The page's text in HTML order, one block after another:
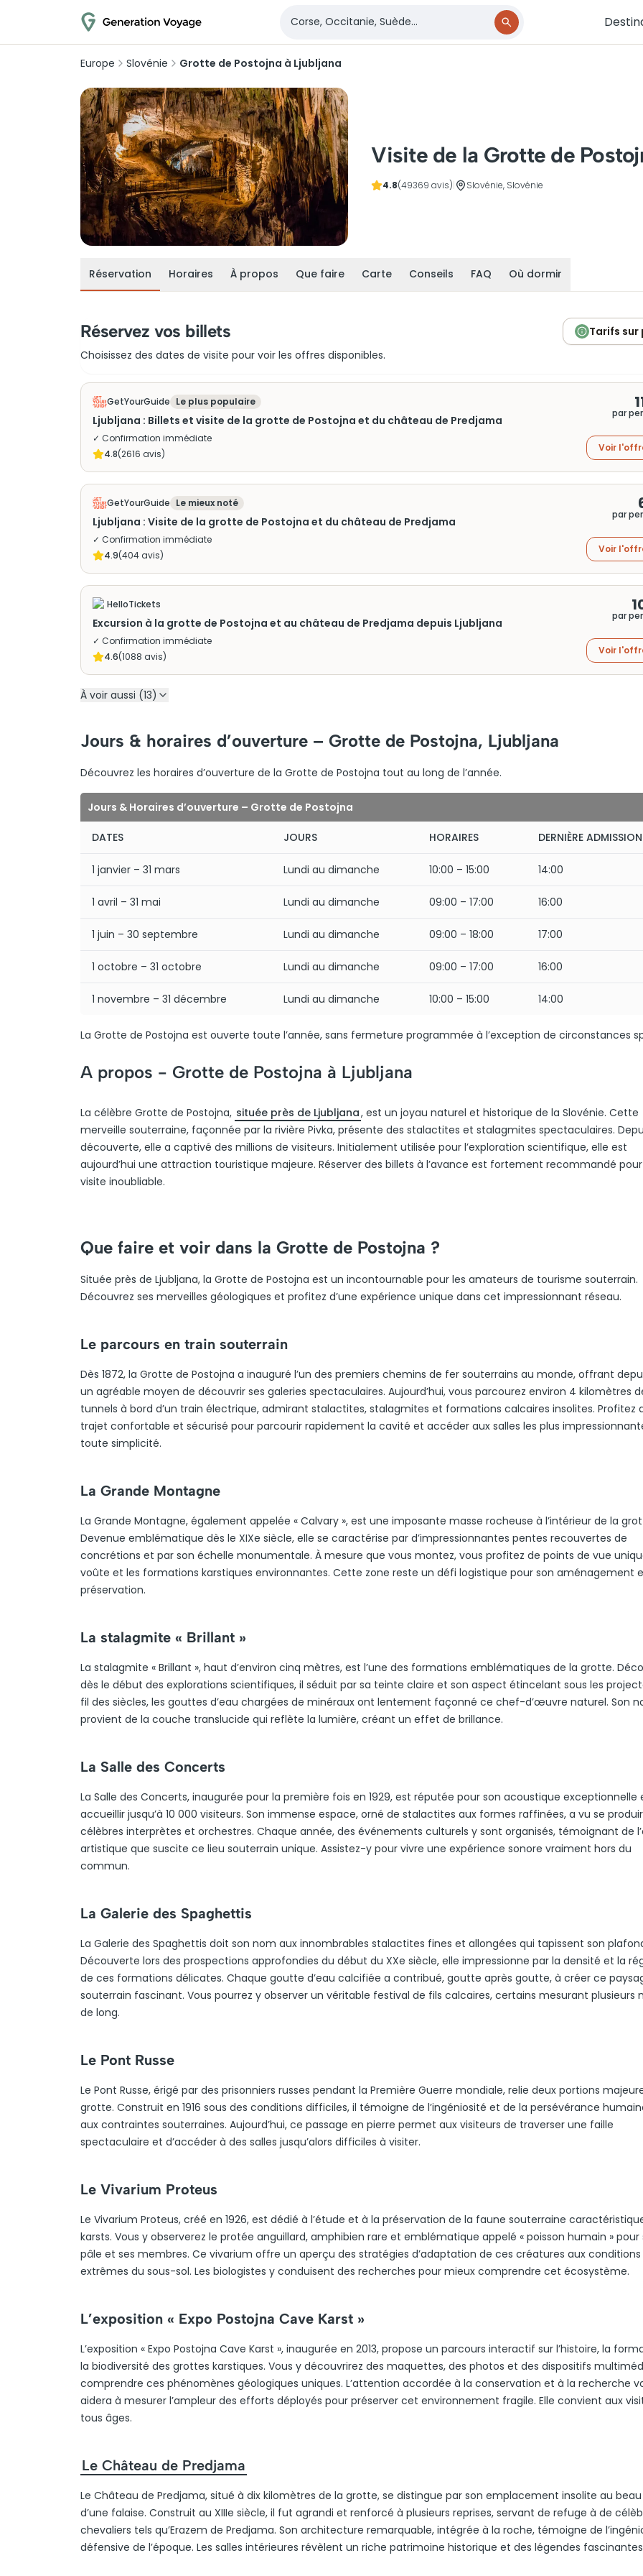
Europe Slovénie Grotte de Postojna à Ljubljana
Visite de la Grotte de
4.8(49369 avis) Slovénie, Slovénie
Réservation Horaires À propos Que faire Carte Conseils FAQ Où dormir
Réservez vos billets
Choisissez des dates de visite pour voir les offres disponibles.
Tarifs sur
GetYourGuide Le plus populaire
Ljubljana : Billets et visite de la grotte de Postojna et du château de Predjama
✓ Confirmation immédiate
4.8(2616 avis)
par
Voir
GetYourGuide Le mieux noté
Ljubljana : Visite de la grotte de Postojna et du château de Predjama
✓ Confirmation immédiate
4.9(404avis)
par
Voir
HelloTickets
Excursion à la grotte de Postojna et au château de Predjama depuis Ljubljana
✓ Confirmation immédiate
4.6(1088 avis)
par
Voir
À voir aussi (13)
Jours & horaires d’ouverture – Grotte de Postojna, Ljubljana
Découvrez les horaires d’ouverture de la Grotte de Postojna tout au long de l’année.
Jours & Horaires d’ouverture – Grotte de Postojna
DATES JOURS HORAIRES DERNIÈRE ADMISSION
1 janvier – 31 mars Lundi au dimanche 10:00 – 15:00 14:00
1 avril – 31 mai Lundi au dimanche 09:00 – 17:00 16:00
1 juin – 30 septembre Lundi au dimanche 09:00 – 18:00 17:00
1 octobre – 31 octobre Lundi au dimanche 09:00 – 17:00 16:00
1 novembre – 31 décembre Lundi au dimanche 10:00 – 15:00 14:00
La Grotte de Postojna est ouverte toute l’année, sans fermeture programmée à l’exception de circonstances
A propos - Grotte de Postojna à Ljubljana
La célèbre Grotte de Postojna, située près de Ljubljana, est un joyau naturel et historique de la Slovénie. Cette
merveille souterraine, façonnée par la rivière Pivka, présente des stalactites et stalagmites spectaculaires.
découverte, elle a captivé des millions de visiteurs. Initialement utilisée pour l’exploration scientifique, elle est
aujourd’hui une attraction touristique majeure. Réserver des billets à l’avance est fortement recommandé
visite inoubliable.
Que faire et voir dans la Grotte de Postojna ?
Située près de Ljubljana, la Grotte de Postojna est un incontournable pour les amateurs de tourisme souterrain.
Découvrez ses merveilles géologiques et profitez d’une expérience unique dans cet impressionnant réseau.
Le parcours en train souterrain
Dès 1872, la Grotte de Postojna a inauguré l’un des premiers chemins de fer souterrains au monde, offrant
un agréable moyen de découvrir ses galeries spectaculaires. Aujourd’hui, vous parcourez environ 4 kilomètres
tunnels à bord d’un train électrique, admirant stalactites, stalagmites et formations calcaires insolites. Profitez
trajet confortable et sécurisé pour parcourir rapidement la cavité et accéder aux salles les plus
toute simplicité.
La Grande Montagne
La Grande Montagne, également appelée « Calvary », est une imposante masse rocheuse à l’intérieur de la
Devenue emblématique dès le XIXe siècle, elle se caractérise par d’impressionnantes pentes recouvertes de
concrétions et par son échelle monumentale. À mesure que vous montez, vous profitez de points de vue
voûte et les formations karstiques environnantes. Cette zone reste un défi logistique pour son aménagement
préservation.
La stalagmite « Brillant »
La stalagmite « Brillant », haut d’environ cinq mètres, est l’une des formations emblématiques de la grotte.
dès le début des explorations scientifiques, il séduit par sa teinte claire et son aspect étincelant sous les
fil des siècles, les gouttes d’eau chargées de minéraux ont lentement façonné ce chef-d’œuvre naturel. Son
provient de la couche translucide qui reflète la lumière, créant un effet de brillance.
La Salle des Concerts
La Salle des Concerts, inaugurée pour la première fois en 1929, est réputée pour son acoustique exceptionnelle
accueillir jusqu’à 10 000 visiteurs. Son immense espace, orné de stalactites aux formes raffinées, a vu se
célèbres interprètes et orchestres. Chaque année, des événements culturels y sont organisés, témoignant de
artistique que suscite ce lieu souterrain unique. Assistez-y pour vivre une expérience sonore vraiment hors du
commun.
La Galerie des Spaghettis
La Galerie des Spaghettis doit son nom aux innombrables stalactites fines et allongées qui tapissent son
Découverte lors des prospections approfondies du début du XXe siècle, elle impressionne par la densité et la
de ces formations délicates. Chaque goutte d’eau calcifiée a contribué, goutte après goutte, à créer ce
souterrain fascinant. Vous pourrez y observer un véritable festival de fils calcaires, certains mesurant plusieurs
de long.
Le Pont Russe
Le Pont Russe, érigé par des prisonniers russes pendant la Première Guerre mondiale, relie deux portions
grotte. Construit en 1916 sous des conditions difficiles, il témoigne de l’ingéniosité et de la persévérance
aux contraintes souterraines. Aujourd’hui, ce passage en pierre permet aux visiteurs de traverser une faille
spectaculaire et d’accéder à des salles jusqu’alors difficiles à visiter.
Le Vivarium Proteus
Le Vivarium Proteus, créé en 1926, est dédié à l’étude et à la préservation de la faune souterraine
karsts. Vous y observerez le protée anguillard, amphibien rare et emblématique appelé « poisson humain » pour
pâle et ses membres. Ce vivarium offre un aperçu des stratégies d’adaptation de ces créatures aux conditions
extrêmes du sous-sol. Les biologistes y conduisent des recherches pour mieux comprendre cet écosystème.
L’exposition « Expo Postojna Cave Karst »
L’exposition « Expo Postojna Cave Karst », inaugurée en 2013, propose un parcours interactif sur l’histoire, la
la biodiversité des grottes karstiques. Vous y découvrirez des maquettes, des photos et des dispositifs
comprendre ces phénomènes géologiques uniques. L’attention accordée à la conservation et à la recherche
aidera à mesurer l’ampleur des efforts déployés pour préserver cet environnement fragile. Elle convient aux
tous âges.
Le Château de Predjama
Le Château de Predjama, situé à dix kilomètres de la grotte, se distingue par son emplacement insolite au
d’une falaise. Construit au XIIIe siècle, il fut agrandi et renforcé à plusieurs reprises, servant de refuge à de
chevaliers tels qu’Erazem de Predjama. Son architecture remarquable, intégrée à la roche, témoigne de
défensive de l’époque. Les salles intérieures révèlent un riche patrimoine historique et des légendes